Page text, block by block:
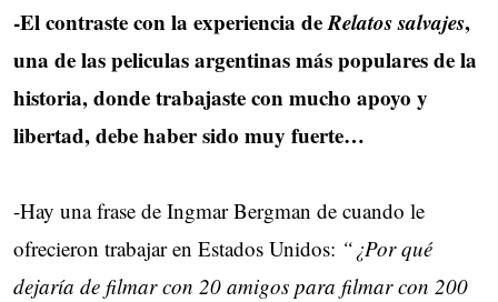
-El contraste con la experiencia deRelatos salvajes,
una de las peliculas argentinas más populares de la
historia, donde trabajaste con mucho apoyo y
libertad, debe haber sido muy fuerte…
-Hay una frase de Ingmar Bergman de cuando le
ofrecieron trabajar en Estados Unidos: “¿Por qué
dejaría de filmar con 20 amigos para filmar con 200